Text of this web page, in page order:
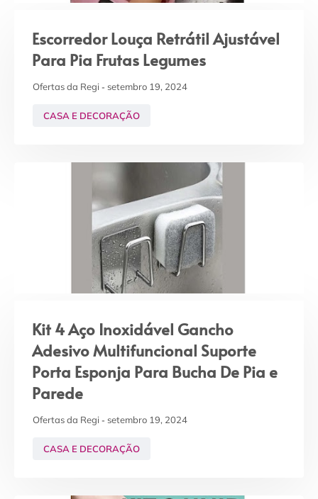
Escorredor Louça Retrátil Ajustável
Para Pia Frutas Legumes
Ofertas da Regi setembro 19, 2024
CASA E DECORAÇÃO
Kit 4 Aço Inoxidável Gancho
Adesivo Multifuncional Suporte
Porta Esponja Para Bucha De Pia e
Parede
Ofertas da Regi setembro 19, 2024
CASA E DECORAÇÃO